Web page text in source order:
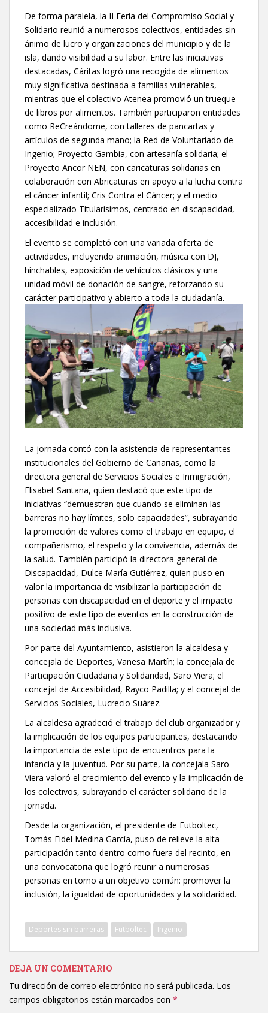
De forma paralela, la II Feria del Compromiso Social y
Solidario reunió a numerosos colectivos, entidades sin
ánimo de lucro y organizaciones del municipio y de la
isla, dando visibilidad a su labor. Entre las iniciativas
destacadas, Cáritas logró una recogida de alimentos
muy significativa destinada a familias vulnerables,
mientras que el colectivo Atenea promovió un trueque
de libros por alimentos. También participaron entidades
como ReCreándome, con talleres de pancartas y
artículos de segunda mano; la Red de Voluntariado de
Ingenio; Proyecto Gambia, con artesanía solidaria; el
Proyecto Ancor NEN, con caricaturas solidarias en
colaboración con Abricaturas en apoyo a la lucha contra
el cáncer infantil; Cris Contra el Cáncer; y el medio
especializado Titularísimos, centrado en discapacidad,
accesibilidad e inclusión.
El evento se completó con una variada oferta de
actividades, incluyendo animación, música con DJ,
hinchables, exposición de vehículos clásicos y una
unidad móvil de donación de sangre, reforzando su
carácter participativo y abierto a toda la ciudadanía.
La jornada contó con la asistencia de representantes
institucionales del Gobierno de Canarias, como la
directora general de Servicios Sociales e Inmigración,
Elisabet Santana, quien destacó que este tipo de
iniciativas “demuestran que cuando se eliminan las
barreras no hay límites, solo capacidades”, subrayando
la promoción de valores como el trabajo en equipo, el
compañerismo, el respeto y la convivencia, además de
la salud. También participó la directora general de
Discapacidad, Dulce María Gutiérrez, quien puso en
valor la importancia de visibilizar la participación de
personas con discapacidad en el deporte y el impacto
positivo de este tipo de eventos en la construcción de
una sociedad más inclusiva.
Por parte del Ayuntamiento, asistieron la alcaldesa y
concejala de Deportes, Vanesa Martín; la concejala de
Participación Ciudadana y Solidaridad, Saro Viera; el
concejal de Accesibilidad, Rayco Padilla; y el concejal de
Servicios Sociales, Lucrecio Suárez.
La alcaldesa agradeció el trabajo del club organizador y
la implicación de los equipos participantes, destacando
la importancia de este tipo de encuentros para la
infancia y la juventud. Por su parte, la concejala Saro
Viera valoró el crecimiento del evento y la implicación de
los colectivos, subrayando el carácter solidario de la
jornada.
Desde la organización, el presidente de Futboltec,
Tomás Fidel Medina García, puso de relieve la alta
participación tanto dentro como fuera del recinto, en
una convocatoria que logró reunir a numerosas
personas en torno a un objetivo común: promover la
inclusión, la igualdad de oportunidades y la solidaridad.
Deportes sin barreras Futboltec Ingenio
DEJA UN COMENTARIO
Tu dirección de correo electrónico no será publicada. Los
campos obligatorios están marcados con *